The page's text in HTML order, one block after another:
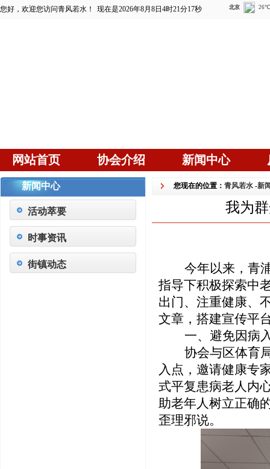
您好，欢迎您访问青风若水！ 现在是2026年8月8日4时21分19秒
网站首页 协会介绍 新闻中心
新闻中心
活动萃要
时事资讯
街镇动态
您现在的位置： 青风若水 -新
我为
今年以来，青
指导下积极探索中
出门、注重健康、
文章，搭建宣传平
一、避免因病
协会与区体育
入点，邀请健康专
式平复患病老人内
助老年人树立正确
歪理邪说。